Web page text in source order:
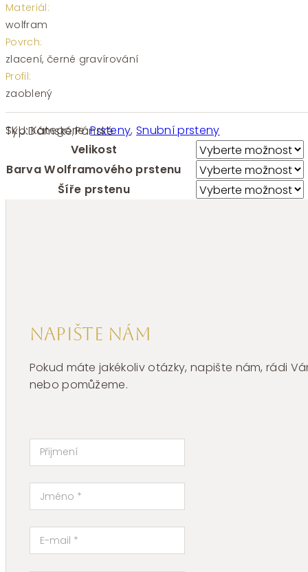
Materiál:
wolfram
Povrch:
zlacení, černé gravírování
Profil:
zaoblený
SKU:Kategorie:Prsteny,Snubní prsteny
Typ:Dámské,Pánské
Velikost
Barva Wolframového prstenu
Šíře prstenu
Napište nám
Pokud máte jakékoliv otázky, napište nám, rádi
nebo pomůžeme.